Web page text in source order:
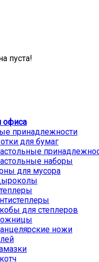
пуста!
офиса
принадлежности
для бумаг
наборы
для мусора
для степлеров
ножи